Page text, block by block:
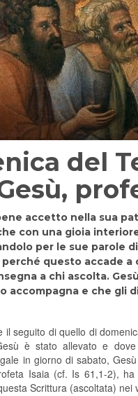
del
accetto nella sua
con una gioia
per le sue parole
questo accade
a chi ascolta.
accompagna e che gli
il seguito di quello di
è stato allevato e
in giorno di sabato,
Isaia (cf. Is 61,1-2),
Scrittura (ascoltata) nei